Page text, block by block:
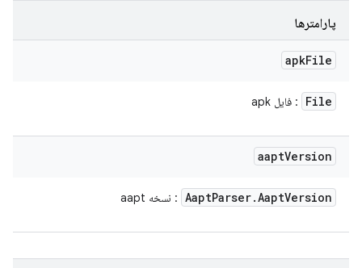
پارامترها
apkFile
File : فایل apk
aaptVersion
AaptParser.AaptVersion : نسخه aapt